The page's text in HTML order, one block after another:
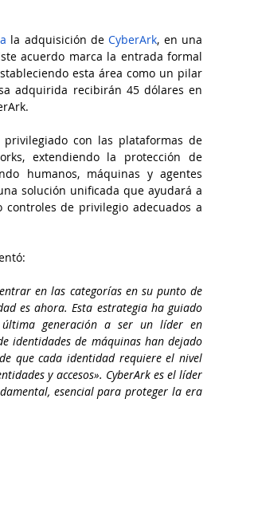
la adquisición de CyberArk, en una
acuerdo marca la entrada formal
esta área como un pilar
adquirida recibirán 45 dólares en
con las plataformas de
extendiendo la protección de
humanos, máquinas y agentes
solución unificada que ayudará a
de privilegio adecuados a
en las categorías en su punto de
es ahora. Esta estrategia ha guiado
generación a ser un líder en
identidades de máquinas han dejado
que cada identidad requiere el nivel
y accesos». CyberArk es el líder
esencial para proteger la era